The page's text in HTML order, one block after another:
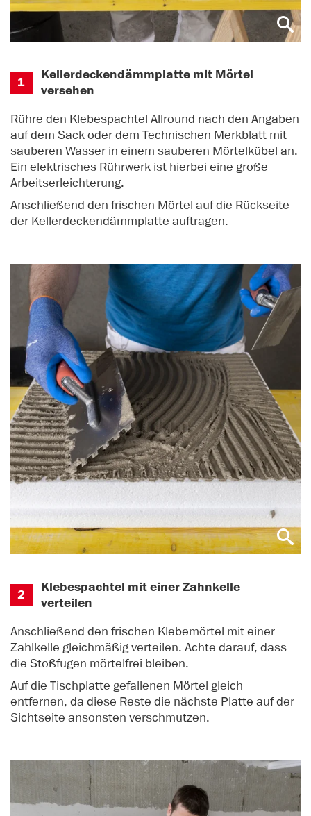
1
Kellerdeckendämmplatte mit Mörtel
versehen
Rühre den Klebespachtel Allround nach den Angaben
auf dem Sack oder dem Technischen Merkblatt mit
sauberen Wasser in einem sauberen Mörtelkübel an.
Ein elektrisches Rührwerk ist hierbei eine große
Arbeitserleichterung.
Anschließend den frischen Mörtel auf die Rückseite
der Kellerdeckendämmplatte auftragen.
2
Klebespachtel mit einer Zahnkelle
verteilen
Anschließend den frischen Klebemörtel mit einer
Zahlkelle gleichmäßig verteilen. Achte darauf, dass
die Stoßfugen mörtelfrei bleiben.
Auf die Tischplatte gefallenen Mörtel gleich
entfernen, da diese Reste die nächste Platte auf der
Sichtseite ansonsten verschmutzen.